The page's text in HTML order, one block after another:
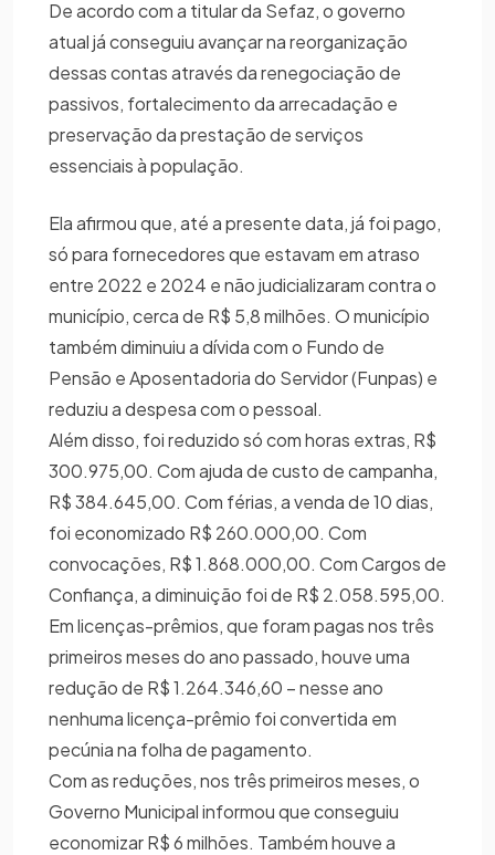
De acordo com a titular da Sefaz, o governo
atual já conseguiu avançar na reorganização
dessas contas através da renegociação de
passivos, fortalecimento da arrecadação e
preservação da prestação de serviços
essenciais à população.
Ela afirmou que, até a presente data, já foi pago,
só para fornecedores que estavam em atraso
entre 2022 e 2024 e não judicializaram contra o
município, cerca de R$ 5,8 milhões. O município
também diminuiu a dívida com o Fundo de
Pensão e Aposentadoria do Servidor (Funpas) e
reduziu a despesa com o pessoal.
Além disso, foi reduzido só com horas extras, R$
300.975,00. Com ajuda de custo de campanha,
R$ 384.645,00. Com férias, a venda de 10 dias,
foi economizado R$ 260.000,00. Com
convocações, R$ 1.868.000,00. Com Cargos de
Confiança, a diminuição foi de R$ 2.058.595,00.
Em licenças-prêmios, que foram pagas nos três
primeiros meses do ano passado, houve uma
redução de R$ 1.264.346,60 – nesse ano
nenhuma licença-prêmio foi convertida em
pecúnia na folha de pagamento.
Com as reduções, nos três primeiros meses, o
Governo Municipal informou que conseguiu
economizar R$ 6 milhões. Também houve a